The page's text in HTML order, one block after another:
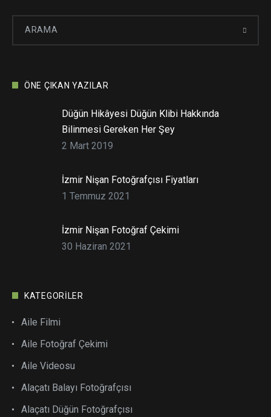
ÖNE ÇIKAN YAZILAR
Düğün Hikâyesi Düğün Klibi Hakkında
Bilinmesi Gereken Her Şey
2 Mart 2019
İzmir Nişan Fotoğrafçısı Fiyatları
1 Temmuz 2021
İzmir Nişan Fotoğraf Çekimi
30 Haziran 2021
KATEGORILER
Aile Filmi
Aile Fotoğraf Çekimi
Aile Videosu
Alaçatı Balayı Fotoğrafçısı
Alaçatı Düğün Fotoğrafçısı